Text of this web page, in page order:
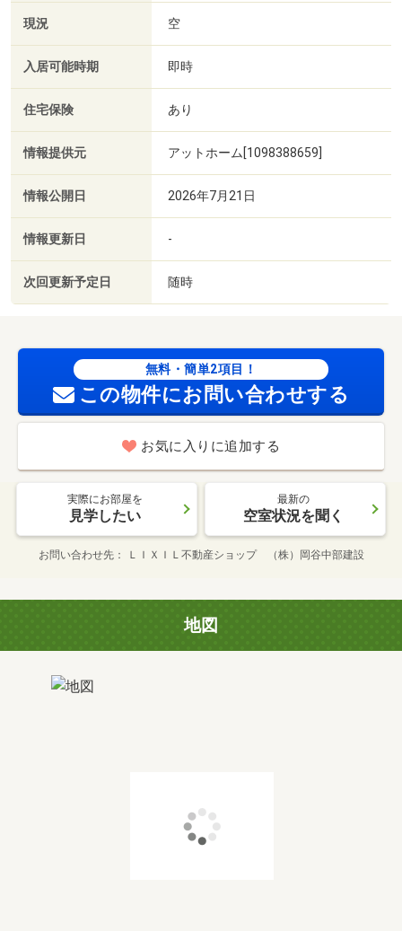
現況 空
入居可能時期 即時
住宅保険 あり
情報提供元 アットホーム[1098388659]
情報公開日 2026年7月21日
情報更新日 -
次回更新予定日 随時
無料・簡単2項目！
この物件にお問い合わせする
お気に入りに追加する
実際にお部屋を
見学したい
最新の
空室状況を聞く
お問い合わせ先 ＬＩＸＩＬ不動産ショップ （株）岡谷中部建設
地図